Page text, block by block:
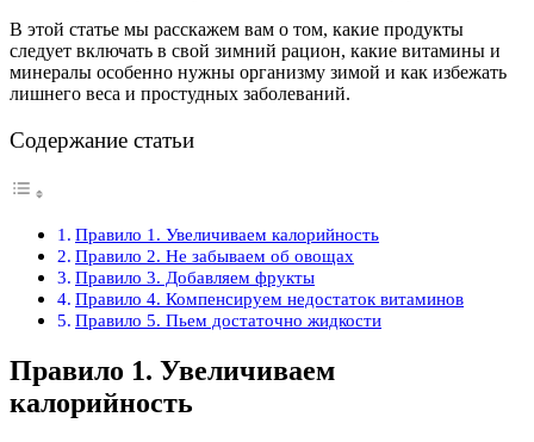
В этой статье мы расскажем вам о том, какие продукты
следует включать в свой зимний рацион, какие витамины и
минералы особенно нужны организму зимой и как избежать
лишнего веса и простудных заболеваний.
Содержание статьи
Правило 1. Увеличиваем калорийность
Правило 2. Не забываем об овощах
Правило 3. Добавляем фрукты
Правило 4. Компенсируем недостаток витаминов
Правило 5. Пьем достаточно жидкости
Правило 1. Увеличиваем
калорийность